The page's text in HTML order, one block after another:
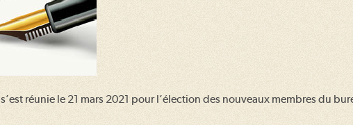
s’est réunie le 21 mars 2021 pour l’élection des nouveaux membres du